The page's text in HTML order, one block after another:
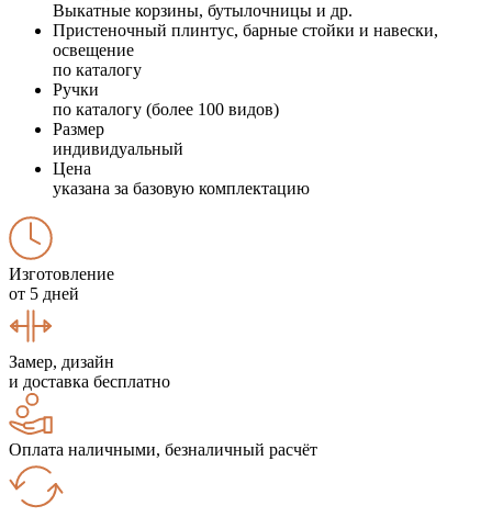
Выкатные корзины, бутылочницы и др.
Пристеночный плинтус, барные стойки и навески,
освещение
по каталогу
Ручки
по каталогу (более 100 видов)
Размер
индивидуальный
Цена
указана за базовую комплектацию
Изготовление
от 5 дней
Замер, дизайн
и доставка бесплатно
Оплата наличными, безналичный расчёт